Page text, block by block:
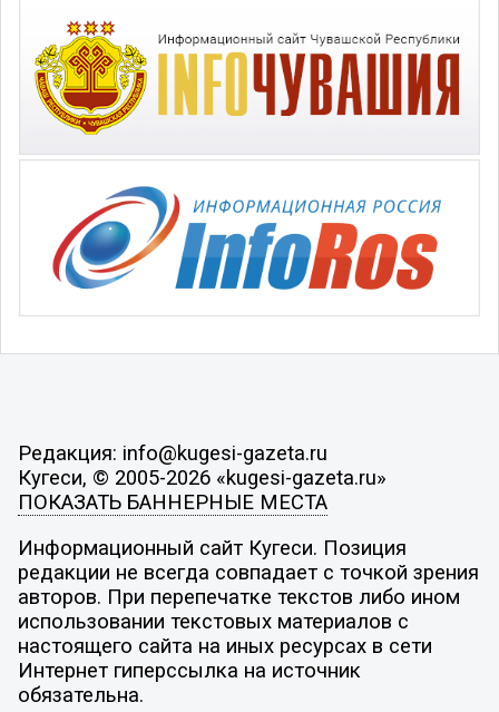
Редакция: info@kugesi-gazeta.ru
Кугеси, © 2005-2026 «kugesi-gazeta.ru»
ПОКАЗАТЬ БАННЕРНЫЕ МЕСТА
Информационный сайт Кугеси. Позиция
редакции не всегда совпадает с точкой зрения
авторов. При перепечатке текстов либо ином
использовании текстовых материалов с
настоящего сайта на иных ресурсах в сети
Интернет гиперссылка на источник
обязательна.